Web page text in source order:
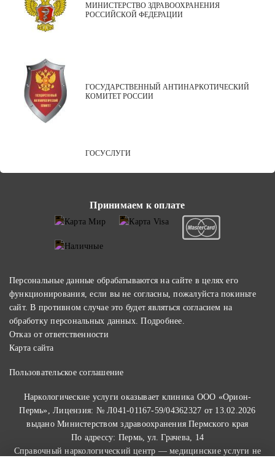
МИНИСТЕРСТВО ЗДРАВООХРАНЕНИЯ
РОССИЙСКОЙ ФЕДЕРАЦИИ
ГОСУДАРСТВЕННЫЙ АНТИНАРКОТИЧЕСКИЙ
КОМИТЕТ РОССИИ
ГОСУСЛУГИ
Принимаем к оплате
Персональные данные обрабатываются на сайте в целях его
функционирования, если вы не согласны, пожалуйста покиньте
сайт. В противном случае это будет являться согласием на
обработку персональных данных.Подробнее
Отказ от ответственности
Карта сайта
Пользовательское соглашение
Наркологические услуги оказывает клиника ООО «Орион-
Пермь», Лицензия: № Л041-01167-59/04362327 от 13.02.2026
выдано Министерством здравоохранения Пермского края
По адрессу: Пермь, ул. Грачева, 14
Справочный наркологический центр — медицинские услуги не